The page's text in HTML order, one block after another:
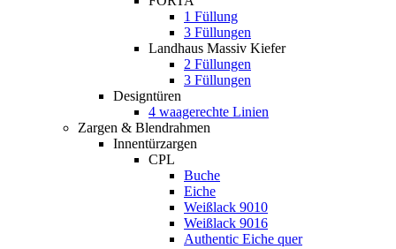
1 Füllung
3 Füllungen
Landhaus Massiv Kiefer
2 Füllungen
3 Füllungen
Designtüren
4 waagerechte Linien
Zargen & Blendrahmen
Innentürzargen
CPL
Buche
Eiche
Weißlack 9010
Weißlack 9016
Authentic Eiche quer